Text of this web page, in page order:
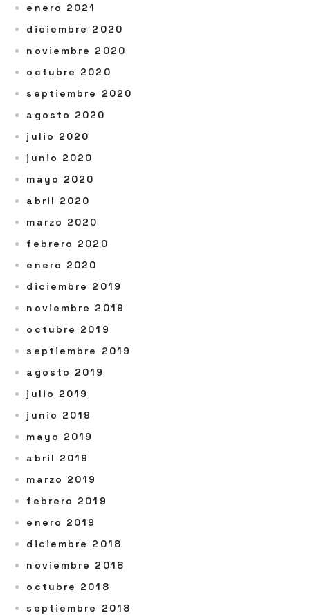
enero 2021
diciembre 2020
noviembre 2020
octubre 2020
septiembre 2020
agosto 2020
julio 2020
junio 2020
mayo 2020
abril 2020
marzo 2020
febrero 2020
enero 2020
diciembre 2019
noviembre 2019
octubre 2019
septiembre 2019
agosto 2019
julio 2019
junio 2019
mayo 2019
abril 2019
marzo 2019
febrero 2019
enero 2019
diciembre 2018
noviembre 2018
octubre 2018
septiembre 2018